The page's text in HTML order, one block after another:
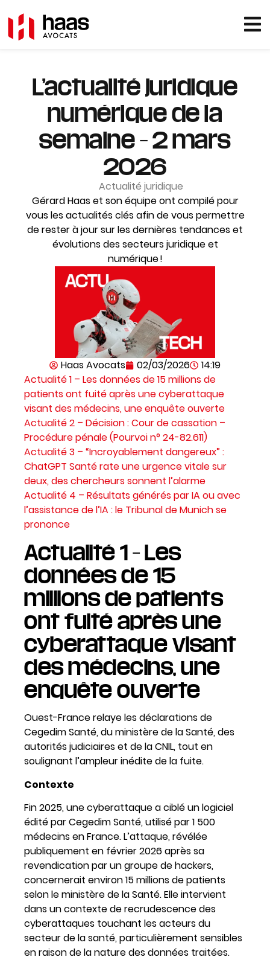
L’actualité juridique
numérique de la
semaine – 2 mars
2026
Actualité juridique
Gérard Haas et son équipe ont compilé pour
vous les actualités clés afin de vous permettre
de rester à jour sur les dernières tendances et
évolutions des secteurs juridique et
numérique !
Haas Avocats 02/03/2026
14:19
Actualité 1 – Les données de 15 millions de
patients ont fuité après une cyberattaque
visant des médecins, une enquête ouverte
Actualité 2 – Décision : Cour de cassation –
Procédure pénale (Pourvoi n° 24-82.611)
Actualité 3 – “Incroyablement dangereux” :
ChatGPT Santé rate une urgence vitale sur
deux, des chercheurs sonnent l’alarme
Actualité 4 – Résultats générés par IA ou avec
l’assistance de l’IA : le Tribunal de Munich se
prononce
Actualité 1 – Les
données de 15
millions de patients
ont fuité après une
cyberattaque visant
des médecins, une
enquête ouverte
Ouest-France relaye les déclarations de
Cegedim Santé, du ministère de la Santé, des
autorités judiciaires et de la CNIL, tout en
soulignant l’ampleur inédite de la fuite.
Contexte
Fin 2025, une cyberattaque a ciblé un logiciel
édité par Cegedim Santé, utilisé par 1 500
médecins en France. L’attaque, révélée
publiquement en février 2026 après sa
revendication par un groupe de hackers,
concernerait environ 15 millions de patients
selon le ministère de la Santé. Elle intervient
dans un contexte de recrudescence des
cyberattaques touchant les acteurs du
secteur de la santé, particulièrement sensibles
en raison de la nature des données traitées.